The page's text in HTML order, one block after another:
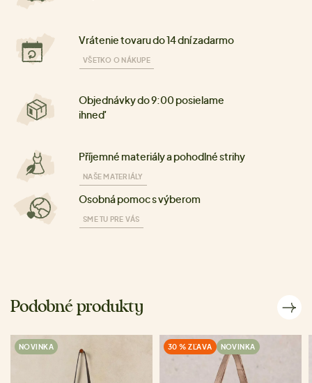
Vrátenie tovaru do 14 dní zadarmo
VŠETKO O NÁKUPE
Objednávky do 9:00 posielame
ihneď
Příjemné materiály a pohodlné strihy
NAŠE MATERIÁLY
Osobná pomoc s výberom
SME TU PRE VÁS
Podobné produkty
NOVINKA 30 % ZĽAVA NOVINKA